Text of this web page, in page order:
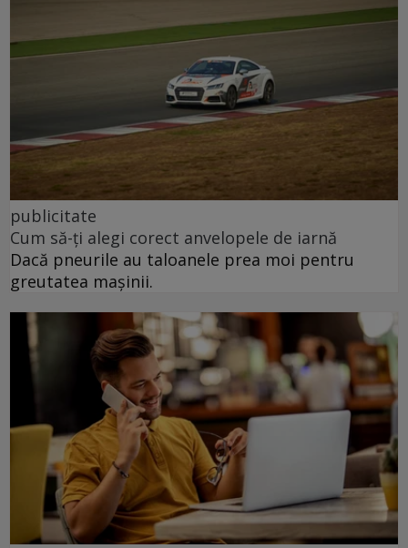
publicitate
Cum să-ți alegi corect anvelopele de iarnă
Dacă pneurile au taloanele prea moi pentru
greutatea mașinii.